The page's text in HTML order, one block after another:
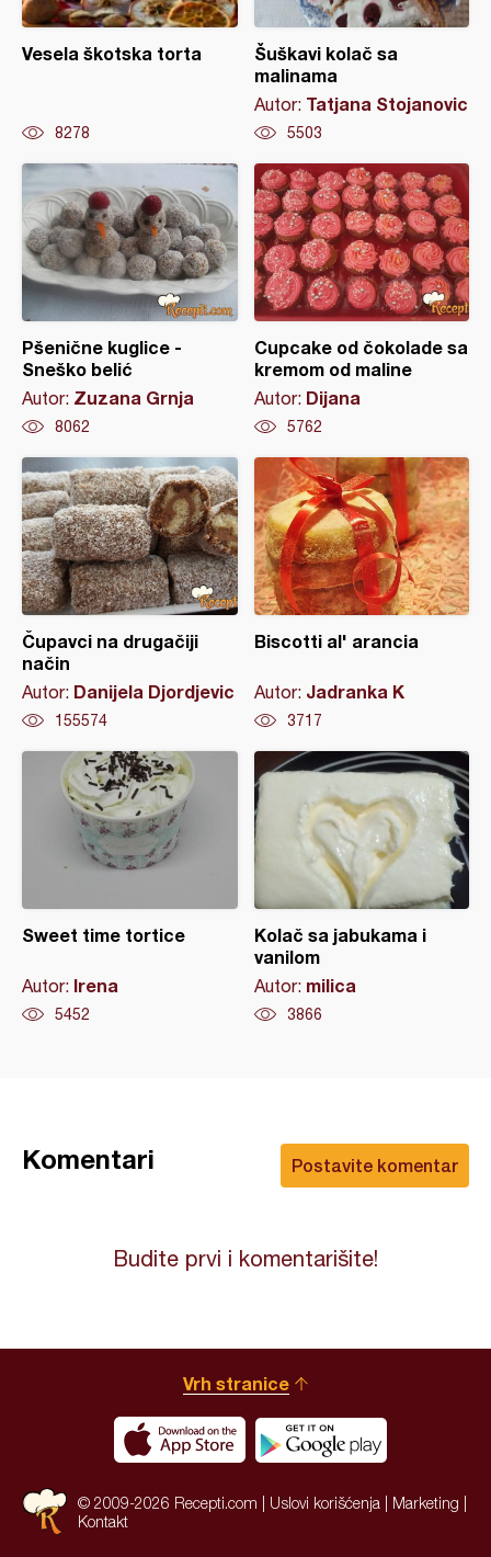
Vesela škotska torta
8278
Šuškavi kolač sa
malinama
Autor: Tatjana Stojanovic
5503
Pšenične kuglice -
Sneško belić
Autor: Zuzana Grnja
8062
Cupcake od čokolade sa
kremom od maline
Autor: Dijana
5762
Čupavci na drugačiji
način
Autor: Danijela Djordjevic
155574
Biscotti al' arancia
Autor: Jadranka K
3717
Sweet time tortice
Autor: Irena
5452
Kolač sa jabukama i
vanilom
Autor: milica
3866
Postavite komentar
Komentari
Budite prvi i komentarišite!
Vrh stranice
© 2009-2026 Recepti.com | Uslovi korišćenja Marketing
Kontakt